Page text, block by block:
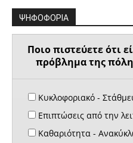
ΨΗΦΟΦΟΡΙΑ
Ποιο πιστεύετε ότι
πρόβλημα της
Κυκλοφοριακό -
Επιπτώσεις από την
Καθαριότητα -